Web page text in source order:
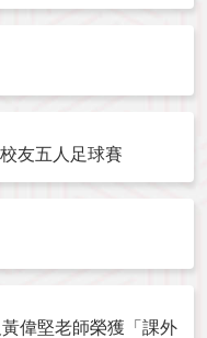
友五人足球賽
偉堅老師榮獲「課外